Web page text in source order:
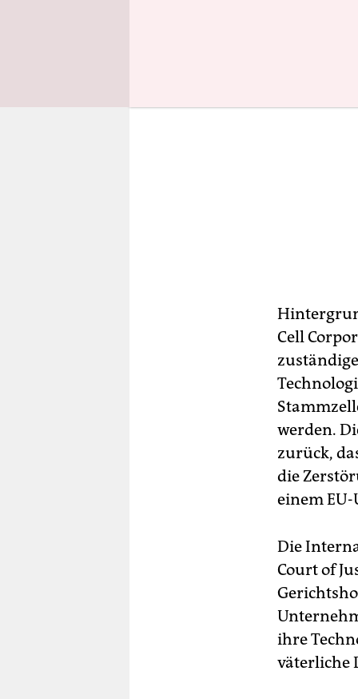
Cell
werden.
zurück,
die
einem
Die
Court of
ihre
väterliche